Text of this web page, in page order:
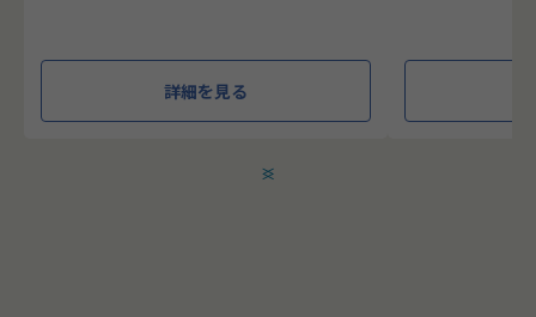
本求人で採用する方には、テクニカルサポートや
エンジニアとしての高いスキルに加えて、チャレ
詳細を見る
って頂きます。
＜
＞